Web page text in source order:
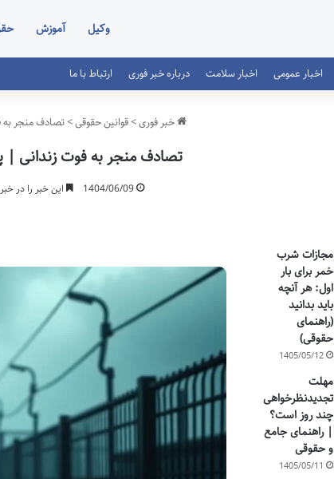
وکیل آموزش
اخبار عمومی اخبار سلامت درباره خبر فوری ارتباط با ما
خبر فوری>قوانین حقوقی>تصادف منجر به
تصادف منجر به فوت زندانی |
1404/06/09 این خبر را در خبر فوری در
مجازات شرب
خمر برای بار
اول: هر آنچه
باید بدانید
(راهنمای
حقوقی)
1405/05/12
مهلت
تجدیدنظرخواهی
چند روز است؟
| راهنمای جامع
و حقوقی
1405/05/11